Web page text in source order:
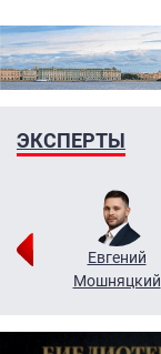
ЭКСПЕРТЫ
Евгений
Мошняцкий